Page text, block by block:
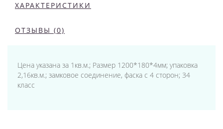
ХАРАКТЕРИСТИКИ
ОТЗЫВЫ (0)
Цена указана за 1кв.м.; Размер 1200*180*4мм; упаковка
2,16кв.м.; замковое соединение, фаска с 4 сторон; 34
класс